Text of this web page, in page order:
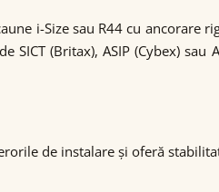
i-Size sau R44 cu ancorare
(Britax), ASIP (Cybex)
de instalare și oferă